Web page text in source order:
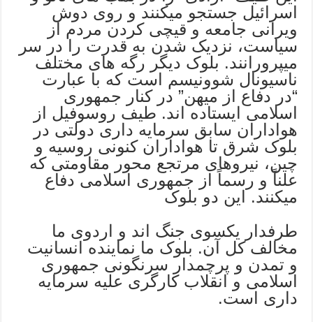
اسرائیل جستجو میکنند و روی دوش
ویرانی جامعه و قیچی کردن مردم از
سیاست، نزدیک شدن به قدرت را در سر
میپرورانند. بلوک دیگر رگه های مختلف
ناسیونال شوونیسم است که با عبارت
“در دفاع از میهن” در کنار جمهوری
اسلامی ایستاده اند. طیف روسوفیل از
هواداران سابق سرمایه داری دولتی در
بلوک شرق تا هواداران کنونی روسیه و
چین، نیروهای مرتجع محور مقاومتی که
علناً و رسماً از جمهوری اسلامی دفاع
میکنند. این دو بلوک
طرفدار یکسوی جنگ اند و اردوی ما
مخالف کل آن. بلوک ما نماینده انسانیت
و تمدن و پرچمدار سرنگونی جمهوری
اسلامی و انقلاب کارگری علیه سرمایه
داری است.